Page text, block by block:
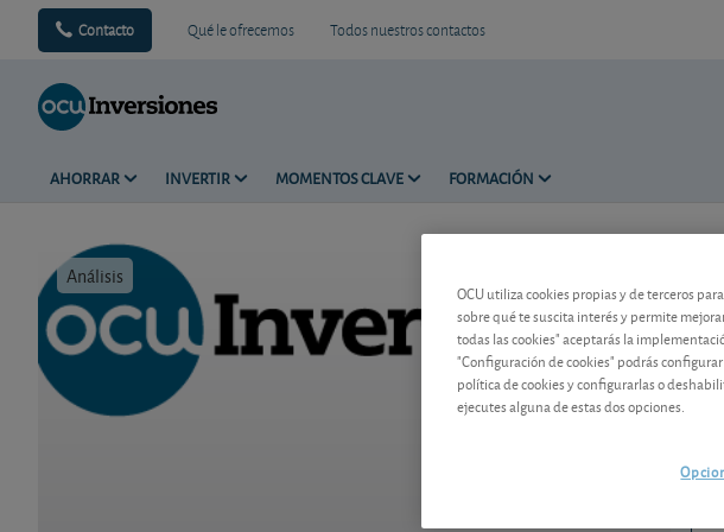
Contacto Qué le ofrecemos Todos nuestros contactos
AHORRAR INVERTIR MOMENTOS CLAVE FORMACIÓN
Análisis
06/
OCU utiliza cookies propias y de terceros
sobre qué te suscita interés y permite
todas las cookies" aceptarás la
"Configuración de cookies" podrás
política de cookies y configurarlas o
ejecutes alguna de estas dos opciones.